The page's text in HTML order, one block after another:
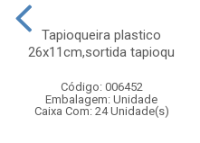
Tapioqueira plastico
26x11cm,sortida tapioqu
Código: 006452
Embalagem: Unidade
Caixa Com: 24 Unidade(s)